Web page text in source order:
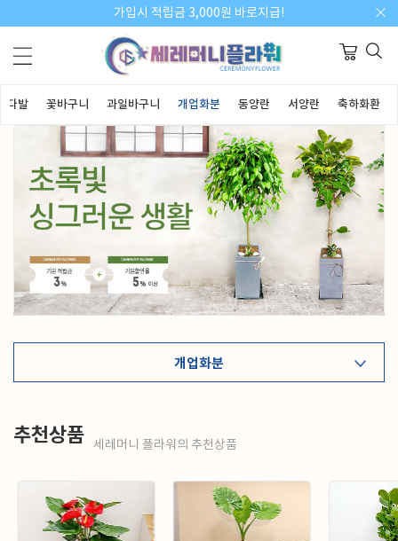
가입시 적립금 3,000원 바로지급!
다발 꽃바구니 과일바구니 개업화분 동양란 서양란 축하화환
개업화분
추천상품 세레머니 플라워의 추천상품